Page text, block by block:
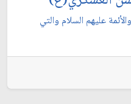
عليهم السلام والتي